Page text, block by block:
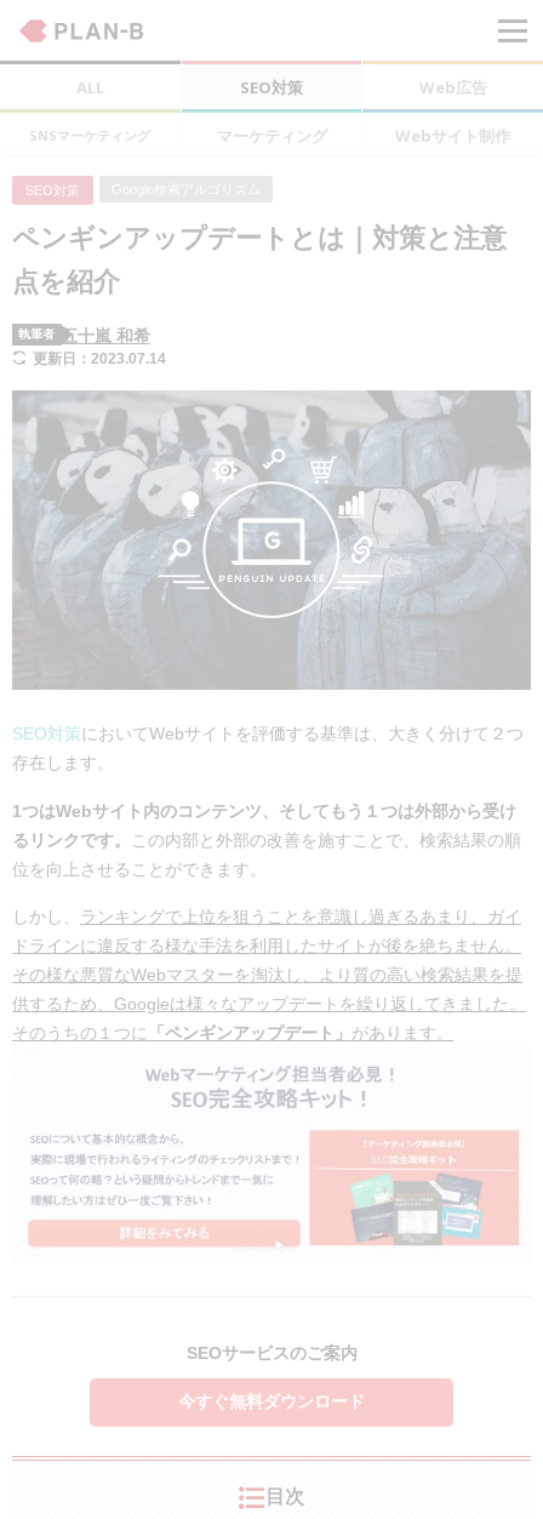
ALL SEO対策 Web広告
SNSマーケティング マーケティング Webサイト制作
SEO対策
ペンギンアップデートとは｜対策と注意
点を紹介
執筆者 五十嵐 和希
更新日：2023.07.14
SEO対策においてWebサイトを評価する基準は、大きく分けて２つ
存在します。
1つはWebサイト内のコンテンツ、そしてもう１つは外部から受け
るリンクです。
この内部と外部の改善を施すことで、検索結果の順
位を向上させることができます。
しかし、
ランキングで上位を狙うことを意識し過ぎるあまり、ガイ
ドラインに違反する様な手法を利用したサイトが後を絶ちません。
その様な悪質なWebマスターを淘汰し、より質の高い検索結果を提
供するため、Googleは様々なアップデートを繰り返してきました。
そのうちの１つに
「ペンギンアップデート」 があります。
SEOサービスのご案内
今すぐ無料ダウンロード
目次